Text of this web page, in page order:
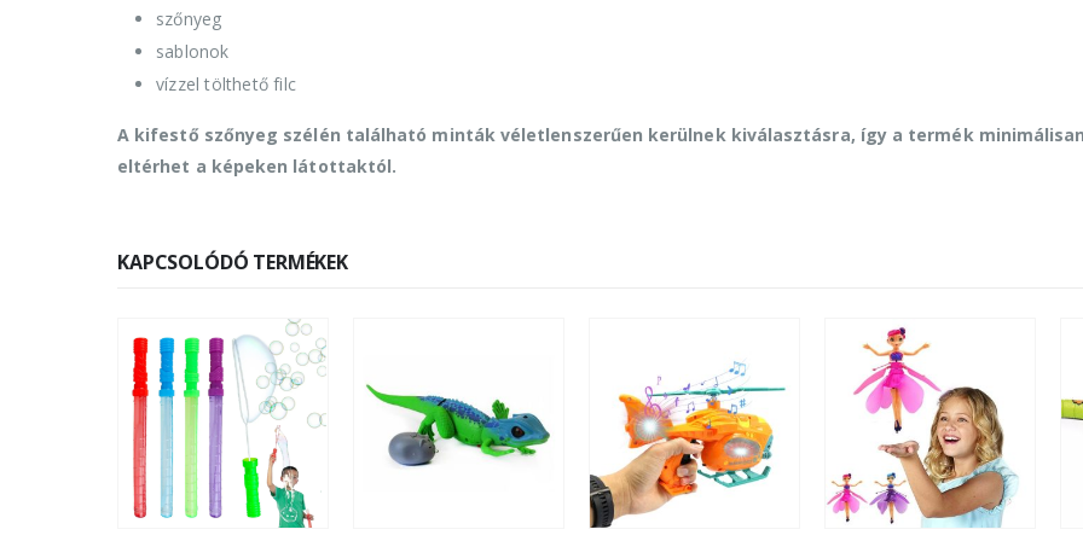
szőnyeg
sablonok
vízzel tölthető filc
A kifestő szőnyeg szélén található minták véletlenszerűen kerülnek kiválasztásra, így a termék
eltérhet a képeken látottaktól.
KAPCSOLÓDÓ TERMÉKEK